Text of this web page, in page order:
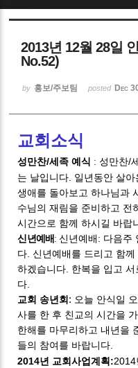
2013년 12월 28일
No.52)
by 홍보/주보팀 posted Dec
교회소식
성만찬/세족 예식 : 성만찬/
는 날입니다. 일년동안 살아
생애를 돌아보고 하나님과
수님의 재림을 준비하고 전
시간으로 함께 하시길 바랍
신년예배 : 신년예배: 다음주
다. 신년예배를 드리고 함께
하겠습니다. 한복을 입고
다.
교회 송년회 : 오늘 안식일
사를 한 후 친교의 시간을
한해를 마무리하고 내년을
들의 참여를 바랍니다.
2014년 교회사업계획:2014